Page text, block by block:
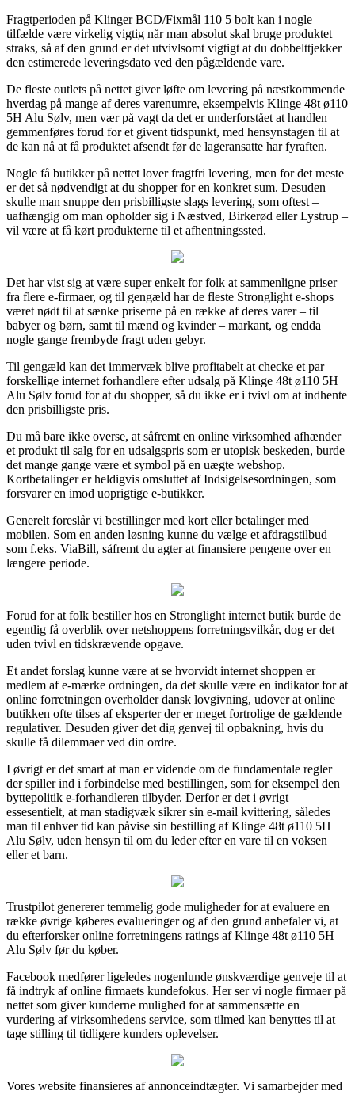
Fragtperioden på Klinger BCD/Fixmål 110 5 bolt kan i nogle
tilfælde være virkelig vigtig når man absolut skal bruge produktet
straks, så af den grund er det utvivlsomt vigtigt at du dobbelttjekker
den estimerede leveringsdato ved den pågældende vare.
De fleste outlets på nettet giver løfte om levering på næstkommende
hverdag på mange af deres varenumre, eksempelvis Klinge 48t ø110
5H Alu Sølv, men vær på vagt da det er underforstået at handlen
gemmenføres forud for et givent tidspunkt, med hensynstagen til at
de kan nå at få produktet afsendt før de lageransatte har fyraften.
Nogle få butikker på nettet lover fragtfri levering, men for det meste
er det så nødvendigt at du shopper for en konkret sum. Desuden
skulle man snuppe den prisbilligste slags levering, som oftest –
uafhængig om man opholder sig i Næstved, Birkerød eller Lystrup –
vil være at få kørt produkterne til et afhentningssted.
Det har vist sig at være super enkelt for folk at sammenligne priser
fra flere e-firmaer, og til gengæld har de fleste Stronglight e-shops
været nødt til at sænke priserne på en række af deres varer – til
babyer og børn, samt til mænd og kvinder – markant, og endda
nogle gange frembyde fragt uden gebyr.
Til gengæld kan det immervæk blive profitabelt at checke et par
forskellige internet forhandlere efter udsalg på Klinge 48t ø110 5H
Alu Sølv forud for at du shopper, så du ikke er i tvivl om at indhente
den prisbilligste pris.
Du må bare ikke overse, at såfremt en online virksomhed afhænder
et produkt til salg for en udsalgspris som er utopisk beskeden, burde
det mange gange være et symbol på en uægte webshop.
Kortbetalinger er heldigvis omsluttet af Indsigelsesordningen, som
forsvarer en imod uoprigtige e-butikker.
Generelt foreslår vi bestillinger med kort eller betalinger med
mobilen. Som en anden løsning kunne du vælge et afdragstilbud
som f.eks. ViaBill, såfremt du agter at finansiere pengene over en
længere periode.
Forud for at folk bestiller hos en Stronglight internet butik burde de
egentlig få overblik over netshoppens forretningsvilkår, dog er det
uden tvivl en tidskrævende opgave.
Et andet forslag kunne være at se hvorvidt internet shoppen er
medlem af e-mærke ordningen, da det skulle være en indikator for at
online forretningen overholder dansk lovgivning, udover at online
butikken ofte tilses af eksperter der er meget fortrolige de gældende
regulativer. Desuden giver det dig genvej til opbakning, hvis du
skulle få dilemmaer ved din ordre.
I øvrigt er det smart at man er vidende om de fundamentale regler
der spiller ind i forbindelse med bestillingen, som for eksempel den
byttepolitik e-forhandleren tilbyder. Derfor er det i øvrigt
essesentielt, at man stadigvæk sikrer sin e-mail kvittering, således
man til enhver tid kan påvise sin bestilling af Klinge 48t ø110 5H
Alu Sølv, uden hensyn til om du leder efter en vare til en voksen
eller et barn.
Trustpilot genererer temmelig gode muligheder for at evaluere en
række øvrige køberes evalueringer og af den grund anbefaler vi, at
du efterforsker online forretningens ratings af Klinge 48t ø110 5H
Alu Sølv før du køber.
Facebook medfører ligeledes nogenlunde ønskværdige genveje til at
få indtryk af online firmaets kundefokus. Her ser vi nogle firmaer på
nettet som giver kunderne mulighed for at sammensætte en
vurdering af virksomhedens service, som tilmed kan benyttes til at
tage stilling til tidligere kunders oplevelser.
Vores website finansieres af annonceindtægter. Vi samarbejder med